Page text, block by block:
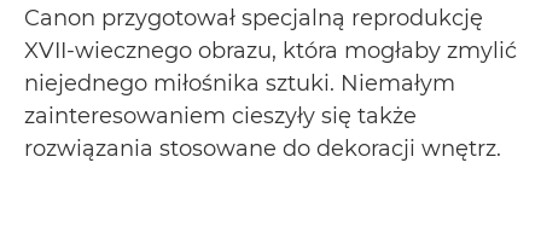
Canon przygotował specjalną reprodukcję
XVII-wiecznego obrazu, która mogłaby zmylić
niejednego miłośnika sztuki. Niemałym
zainteresowaniem cieszyły się także
rozwiązania stosowane do dekoracji wnętrz.